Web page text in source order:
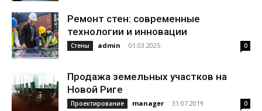
Ремонт стен: современные
технологии и инновации
Стены admin - 01.03.2025 0
Продажа земельных участков на
Новой Риге
Проектирование manager - 31.07.2019 0